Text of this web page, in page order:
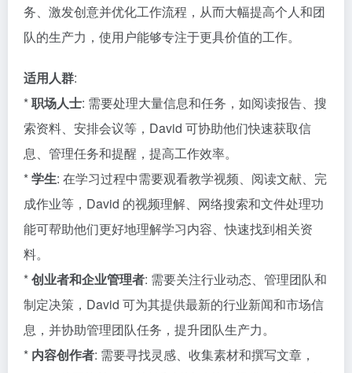
务、激发创意并优化工作流程，从而大幅提高个人和团
队的生产力，使用户能够专注于更具价值的工作。
适用人群:
*职场人士: 需要处理大量信息和任务，如阅读报告、搜
索资料、安排会议等，David 可协助他们快速获取信
息、管理任务和提醒，提高工作效率。
*学生: 在学习过程中需要观看教学视频、阅读文献、完
成作业等，David 的视频理解、网络搜索和文件处理功
能可帮助他们更好地理解学习内容、快速找到相关资
料。
*创业者和企业管理者: 需要关注行业动态、管理团队和
制定决策，David 可为其提供最新的行业新闻和市场信
息，并协助管理团队任务，提升团队生产力。
* 内容创作者: 需要寻找灵感、收集素材和撰写文章，